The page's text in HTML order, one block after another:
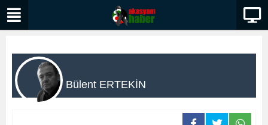
Bülent ERTEKİN